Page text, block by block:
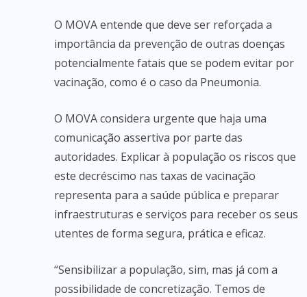
O MOVA entende que deve ser reforçada a
importância da prevenção de outras doenças
potencialmente fatais que se podem evitar por
vacinação, como é o caso da Pneumonia.
O MOVA considera urgente que haja uma
comunicação assertiva por parte das
autoridades. Explicar à população os riscos que
este decréscimo nas taxas de vacinação
representa para a saúde pública e preparar
infraestruturas e serviços para receber os seus
utentes de forma segura, prática e eficaz.
“Sensibilizar a população, sim, mas já com a
possibilidade de concretização. Temos de